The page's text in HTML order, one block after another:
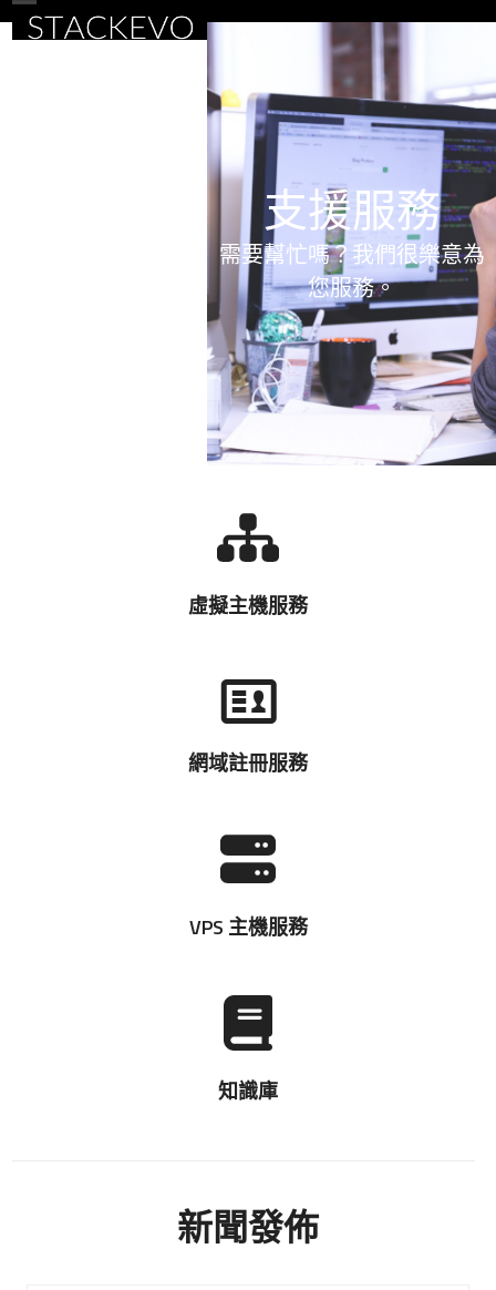
Skip
toOpen
Close
支援服務
需要幫忙嗎？我們很樂意為
您服務。
虛擬主機服務
網域註冊服務
VPS 主機服務
知識庫
新聞發佈